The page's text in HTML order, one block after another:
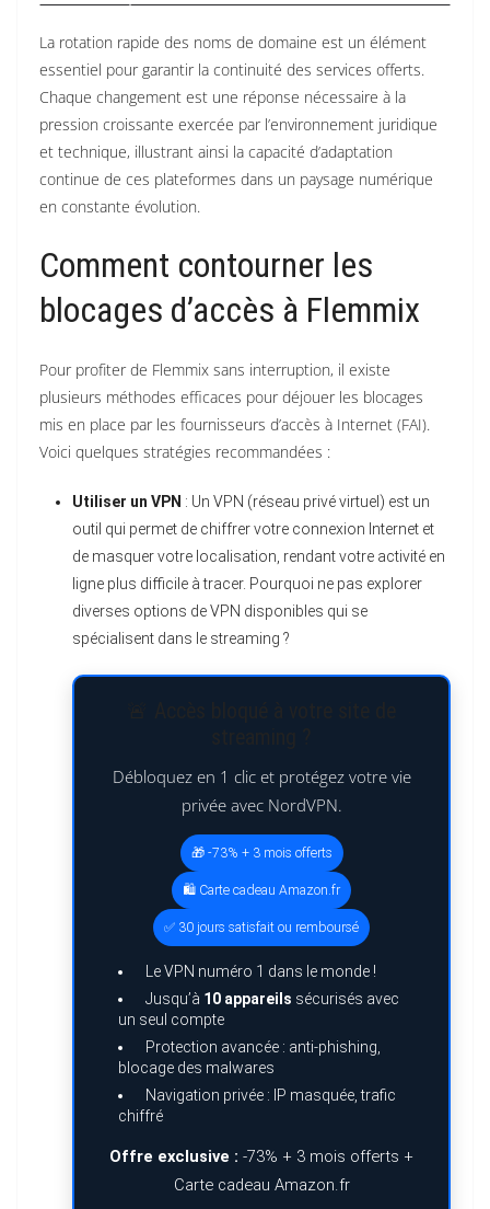
La rotation rapide des noms de domaine est un élément
essentiel pour garantir la continuité des services offerts.
Chaque changement est une réponse nécessaire à la
pression croissante exercée par l’environnement juridique
et technique, illustrant ainsi la capacité d’adaptation
continue de ces plateformes dans un paysage numérique
en constante évolution.
Comment contourner les
blocages d’accès à Flemmix
Pour profiter de Flemmix sans interruption, il existe
plusieurs méthodes efficaces pour déjouer les blocages
mis en place par les fournisseurs d’accès à Internet (FAI).
Voici quelques stratégies recommandées :
Utiliser un VPN : Un VPN (réseau privé virtuel) est un
outil qui permet de chiffrer votre connexion Internet et
de masquer votre localisation, rendant votre activité en
ligne plus difficile à tracer. Pourquoi ne pas explorer
diverses options de VPN disponibles qui se
spécialisent dans le streaming ?
Débloquez en 1 clic et protégez votre vie
privée avec NordVPN.
🎁 -73% + 3 mois offerts
🛍️ Carte cadeau Amazon.fr
✅ 30 jours satisfait ou remboursé
Le VPN numéro 1 dans le monde !
Jusqu’à 10 appareils sécurisés avec
un seul compte
Protection avancée : anti-phishing,
blocage des malwares
Navigation privée : IP masquée, trafic
chiffré
Offre exclusive : -73% + 3 mois offerts +
Carte cadeau Amazon.fr